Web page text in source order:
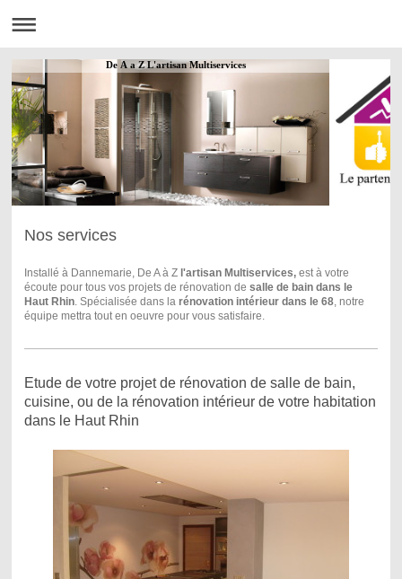
De A a Z L'artisan Multiservices
Nos services
Installé à Dannemarie, De A à Z l'artisan Multiservices,est à votre
écoute pour tous vos projets de rénovation de salle de bain dans le
Haut Rhin. Spécialisée dans la rénovation intérieur dans le 68, notre
équipe mettra tout en oeuvre pour vous satisfaire.
Etude de votre projet de rénovation de salle de bain,
cuisine, ou de la rénovation intérieur de votre habitation
dans le Haut Rhin